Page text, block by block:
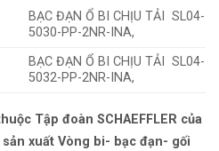
BẠC ĐẠN Ổ BI CHỊU TẢI SL04-
5030-PP-2NR-INA,
BẠC ĐẠN Ổ BI CHỊU TẢI SL04-
5032-PP-2NR-INA,
Tập đoàn SCHAEFFLER của
xuất Vòng bi- bạc đạn- gối